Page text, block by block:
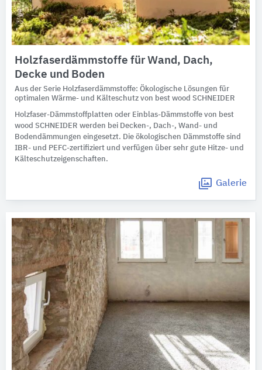
Holzfaserdämmstoffe für Wand, Dach,
Decke und Boden
Aus der Serie Holzfaserdämmstoffe: Ökologische Lösungen für
optimalen Wärme- und Kälteschutz von best wood SCHNEIDER
Holzfaser-Dämmstoffplatten oder Einblas-Dämmstoffe von best
wood SCHNEIDER werden bei Decken-, Dach-, Wand- und
Bodendämmungen eingesetzt. Die ökologischen Dämmstoffe sind
IBR- und PEFC-zertifiziert und verfügen über sehr gute Hitze- und
Kälteschutzeigenschaften.
Galerie